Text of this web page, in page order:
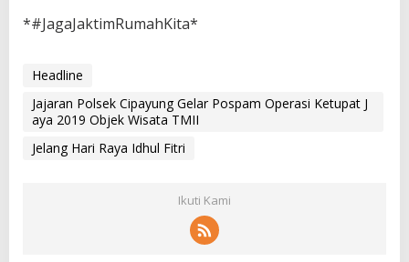
*#JagaJaktimRumahKita*
Headline
Jajaran Polsek Cipayung Gelar Pospam Operasi Ketupat J
aya 2019 Objek Wisata TMII
Jelang Hari Raya Idhul Fitri
Ikuti Kami